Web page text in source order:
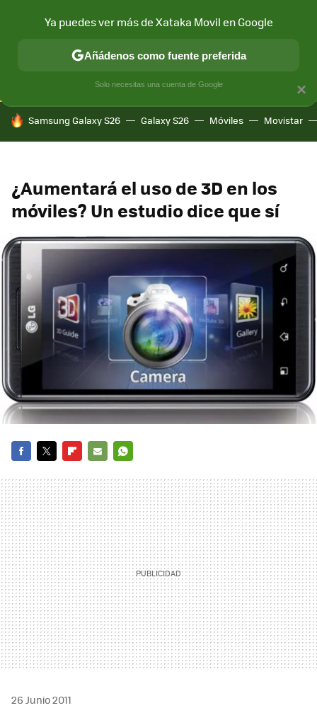
CONECTIVIDAD MÓVIL Y SOCIEDAD APLICACIONES
HOY SE HABLA DE
Samsung Galaxy S26 Galaxy S26 Móviles Movistar
¿Aumentará el uso de 3D en los
móviles? Un estudio dice que sí
MAIL
26 Junio 2011
×
Ya puedes ver más de Xataka Movil en Google
Añádenos como fuente preferida
Solo necesitas una cuenta de Google